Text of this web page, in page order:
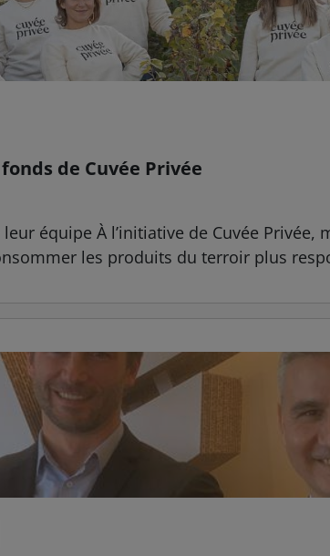
de Cuvée Privée
équipe À l’initiative de Cuvée
les produits du terroir plus